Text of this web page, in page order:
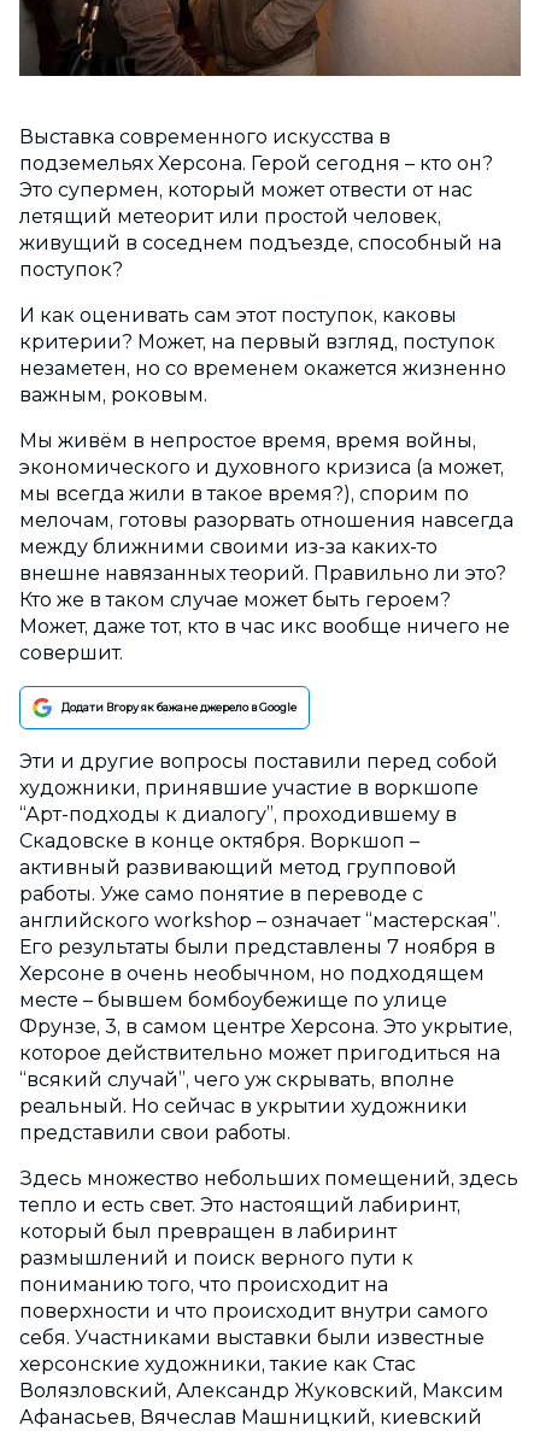
Выставка современного искусства в
подземельях Херсона. Герой сегодня – кто он?
Это супермен, который может отвести от нас
летящий метеорит или простой человек,
живущий в соседнем подъезде, способный на
поступок?
И как оценивать сам этот поступок, каковы
критерии? Может, на первый взгляд, поступок
незаметен, но со временем окажется жизненно
важным, роковым.
Мы живём в непростое время, время войны,
экономического и духовного кризиса (а может,
мы всегда жили в такое время?), спорим по
мелочам, готовы разорвать отношения навсегда
между ближними своими из-за каких-то
внешне навязанных теорий. Правильно ли это?
Кто же в таком случае может быть героем?
Может, даже тот, кто в час икс вообще ничего не
совершит.
Додати Вгору як бажане джерело в Google
Эти и другие вопросы поставили перед собой
художники, принявшие участие в воркшопе
“Арт-подходы к диалогу”, проходившему в
Скадовске в конце октября. Воркшоп –
активный развивающий метод групповой
работы. Уже само понятие в переводе с
английского workshop – означает “мастерская”.
Его результаты были представлены 7 ноября в
Херсоне в очень необычном, но подходящем
месте – бывшем бомбоубежище по улице
Фрунзе, 3, в самом центре Херсона. Это укрытие,
которое действительно может пригодиться на
“всякий случай”, чего уж скрывать, вполне
реальный. Но сейчас в укрытии художники
представили свои работы.
Здесь множество небольших помещений, здесь
тепло и есть свет. Это настоящий лабиринт,
который был превращен в лабиринт
размышлений и поиск верного пути к
пониманию того, что происходит на
поверхности и что происходит внутри самого
себя. Участниками выставки были известные
херсонские художники, такие как Стас
Волязловский, Александр Жуковский, Максим
Афанасьев, Вячеслав Машницкий, киевский